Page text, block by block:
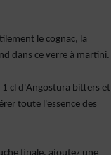
le cognac, la
dans ce verre à martini.
1 cl d'Angostura bitters et
toute l'essence des